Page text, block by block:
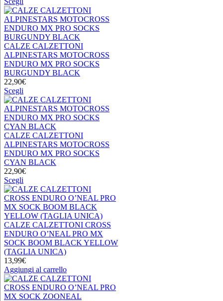
pagina
del
prodotto
prodotto
ha
più
varianti.
Le
opzioni
possono
essere
scelte
pagina
del
prodotto
CALZE CALZETTONI
ALPINESTARS MOTOCROSS
ENDURO MX PRO SOCKS
BURGUNDY BLACK
22,90€
Scegli
prodotto
ha
più
varianti.
Le
opzioni
possono
essere
scelte
pagina
del
prodotto
CALZE CALZETTONI
ALPINESTARS MOTOCROSS
ENDURO MX PRO SOCKS
CYAN BLACK
22,90€
Scegli
prodotto
ha
più
varianti.
Le
opzioni
possono
essere
scelte
nella
pagina
del
prodotto
CALZE CALZETTONI CROSS
ENDURO O’NEAL PRO MX
SOCK BOOM BLACK YELLOW
(TAGLIA UNICA)
13,99€
Aggiungi al carrello